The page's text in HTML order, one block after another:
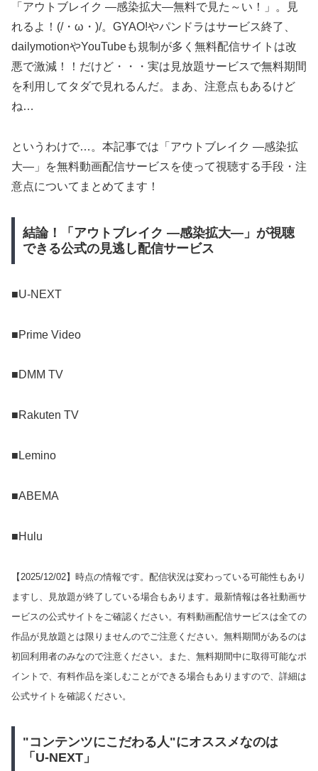
「アウトブレイク ―感染拡大―無料で見た～い！」。見
れるよ！(/・ω・)/。GYAO!やパンドラはサービス終了、
dailymotionやYouTubeも規制が多く無料配信サイトは改
悪で激減！！だけど・・・実は見放題サービスで無料期間
を利用してタダで見れるんだ。まあ、注意点もあるけど
ね…
というわけで…。本記事では「アウトブレイク ―感染拡
大―」を無料動画配信サービスを使って視聴する手段・注
意点についてまとめてます！
結論！「アウトブレイク ―感染拡大―」が視聴
できる公式の見逃し配信サービス
■U-NEXT
■Prime Video
■DMM TV
■Rakuten TV
■Lemino
■ABEMA
■Hulu
【2025/12/02】時点の情報です。配信状況は変わっている可能性もあり
ますし、見放題が終了している場合もあります。最新情報は各社動画サ
ービスの公式サイトをご確認ください。有料動画配信サービスは全ての
作品が見放題とは限りませんのでご注意ください。無料期間があるのは
初回利用者のみなので注意ください。また、無料期間中に取得可能なポ
イントで、有料作品を楽しむことができる場合もありますので、詳細は
公式サイトを確認ください。
"コンテンツにこだわる人"にオススメなのは
「U-NEXT」